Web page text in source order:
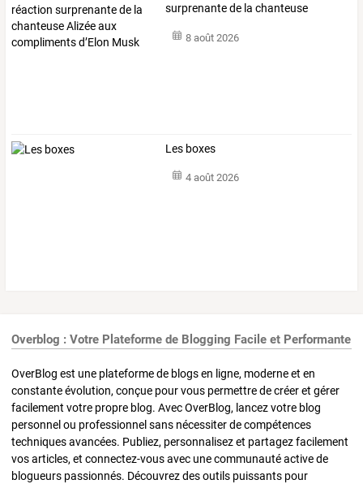
surprenantede la chanteuse
8 août 2026
Les boxes
4 août 2026
Overblog : Votre Plateforme de Blogging Facile et Performante
OverBlog est une plateforme de blogs en ligne, moderne et en
constante évolution, conçue pour vous permettre de créer et gérer
facilement votre propre blog. Avec OverBlog, lancez votre blog
personnel ou professionnel sans nécessiter de compétences
techniques avancées. Publiez, personnalisez et partagez facilement
vos articles, et connectez-vous avec une communauté active de
blogueurs passionnés. Découvrez des outils puissants pour